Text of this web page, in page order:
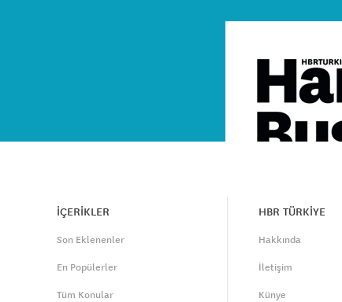
İÇERİKLER
Son Eklenenler
En Popülerler
Tüm Konular
HBR TÜRKİYE
Hakkında
İletişim
Künye